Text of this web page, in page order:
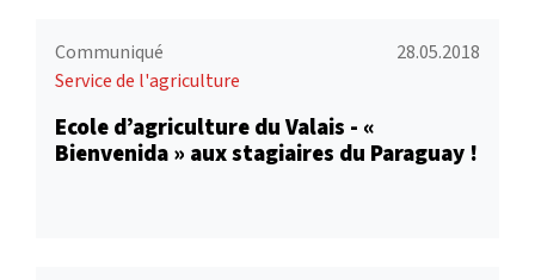
Communiqué
28.05.2018
Service de l'agriculture
Ecole d’agriculture du Valais - «
Bienvenida » aux stagiaires du Paraguay !